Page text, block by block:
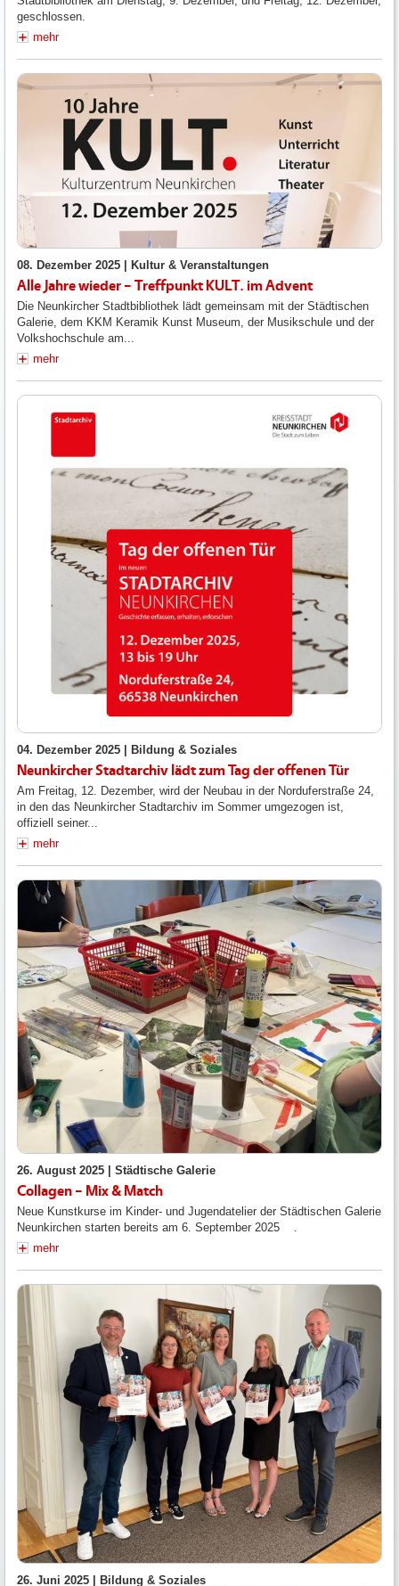
geschlossen.
mehr
08. Dezember 2025 | Kultur & Veranstaltungen
Alle Jahre wieder – Treffpunkt KULT. im Advent
Die Neunkircher Stadtbibliothek lädt gemeinsam mit der Städtischen
Galerie, dem KKM Keramik Kunst Museum, der Musikschule und der
Volkshochschule am...
mehr
04. Dezember 2025 | Bildung & Soziales
Neunkircher Stadtarchiv lädt zum Tag der offenen Tür
Am Freitag, 12. Dezember, wird der Neubau in der Norduferstraße 24,
in den das Neunkircher Stadtarchiv im Sommer umgezogen ist,
offiziell seiner...
mehr
26. August 2025 | Städtische Galerie
Collagen – Mix & Match
Neue Kunstkurse im Kinder- und Jugendatelier der Städtischen Galerie
Neunkirchen starten bereits am 6. September 2025 .
mehr
26. Juni 2025 | Bildung & Soziales